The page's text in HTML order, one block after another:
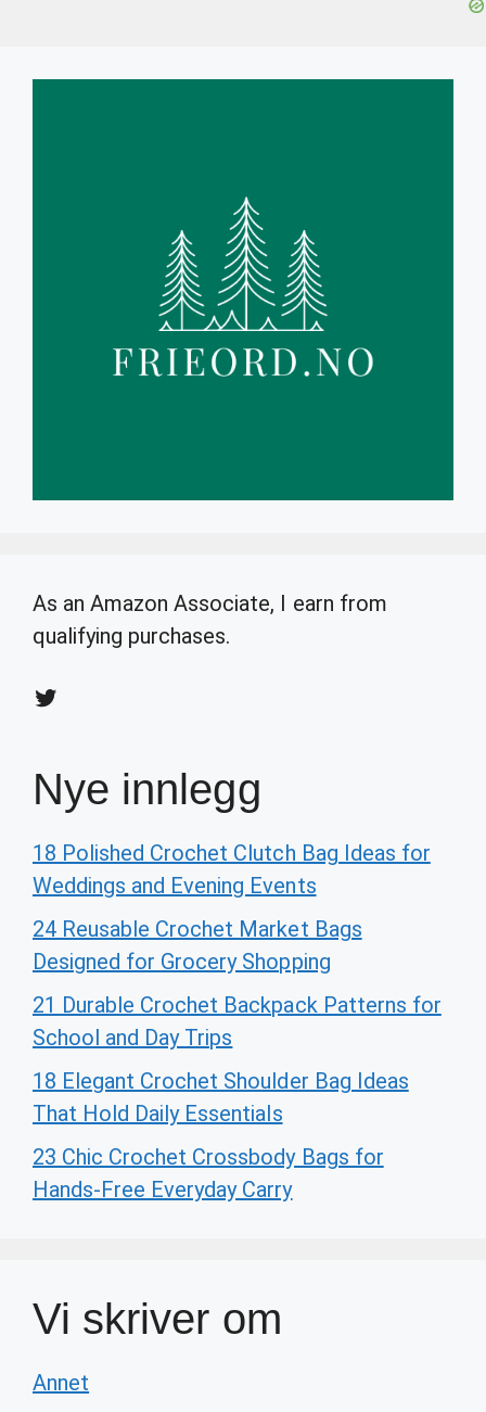
As an Amazon Associate, I earn from
qualifying purchases.
Twitter
Nye innlegg
18 Polished Crochet Clutch Bag Ideas for
Weddings and Evening Events
24 Reusable Crochet Market Bags
Designed for Grocery Shopping
21 Durable Crochet Backpack Patterns for
School and Day Trips
18 Elegant Crochet Shoulder Bag Ideas
That Hold Daily Essentials
23 Chic Crochet Crossbody Bags for
Hands-Free Everyday Carry
Vi skriver om
Annet